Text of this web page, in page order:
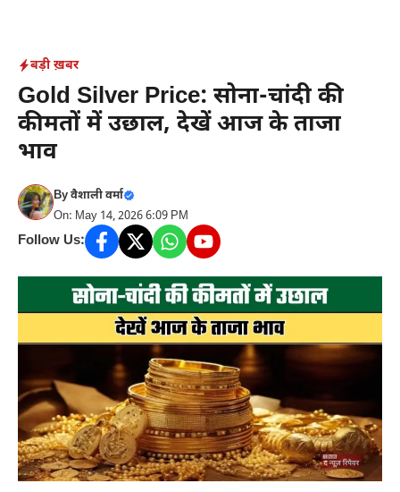
content
बड़ी ख़बर
Gold Silver Price: सोना-चांदी की
कीमतों में उछाल, देखें आज के ताजा
भाव
Byवैशाली वर्मा
On: May 14, 2026 6:09 PM
Follow Us: